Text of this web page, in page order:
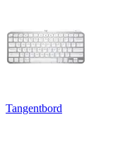
Tangentbord